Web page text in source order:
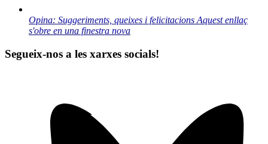
Opina: Suggeriments, queixes i felicitacions Aquest enllaç
s'obre en una finestra nova
Segueix-nos a les xarxes socials!